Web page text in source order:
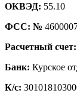
ОКВЭД: 55.10
ФСС: №
Расчетный счет:
Банк: Курское
К/с: